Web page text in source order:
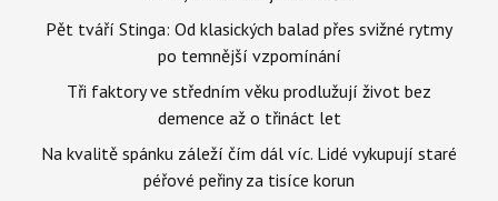
Pět tváří Stinga: Od klasických balad přes svižné rytmy
po temnější vzpomínání
Tři faktory ve středním věku prodlužují život bez
demence až o třináct let
Na kvalitě spánku záleží čím dál víc. Lidé vykupují staré
péřové peřiny za tisíce korun